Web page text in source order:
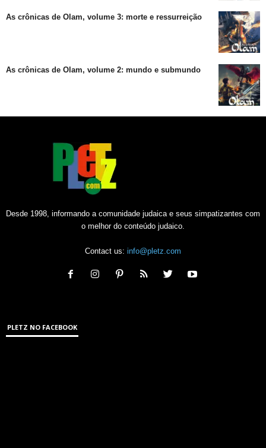
As crônicas de Olam, volume 3: morte e ressurreição
As crônicas de Olam, volume 2: mundo e submundo
Desde 1998, informando a comunidade judaica e seus simpatizantes com
o melhor do conteúdo judaico.
Contact us: info@pletz.com
PLETZ NO FACEBOOK